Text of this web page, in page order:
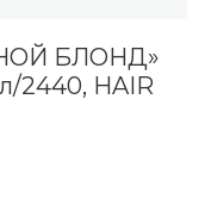
БЛОНД»
2440, HAIR